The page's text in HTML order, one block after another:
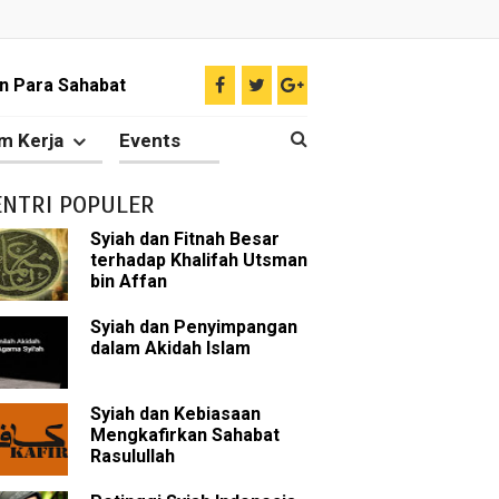
Para Sahabat
Ilmu Ghaib?
Nabi
bin Affan
tentang Khalifah
Kerja Events
POPULER
Syiah dan Fitnah Besar
terhadap Khalifah Utsman
bin Affan
Syiah dan Penyimpangan
dalam Akidah Islam
Syiah dan Kebiasaan
Mengkafirkan Sahabat
Rasulullah